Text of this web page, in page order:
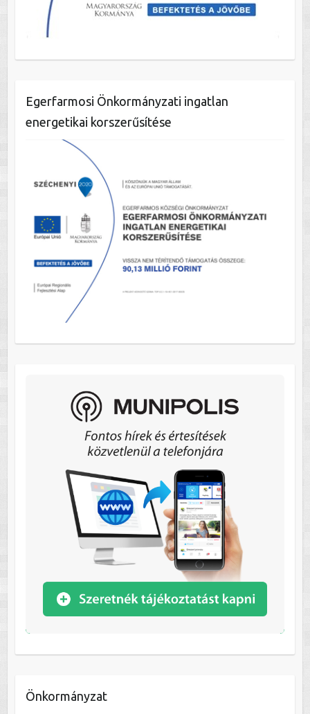
Egerfarmosi Önkormányzati ingatlan
energetikai korszerűsítése
Önkormányzat